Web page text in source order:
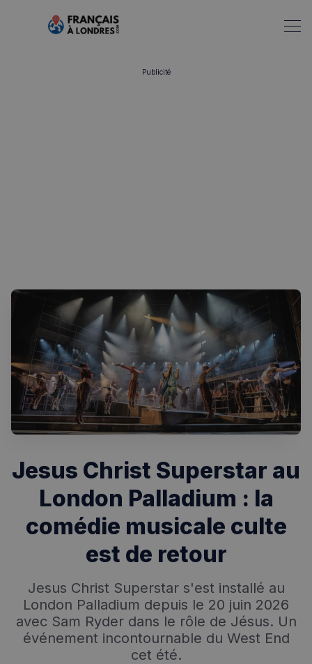
Rechercher dans Français à Londres - Magazine
RECHERCHES POPULAIRES
Visites guidées
Événements à venir
Publicité
Jesus Christ Superstar au
London Palladium : la
comédie musicale culte
est de retour
Jesus Christ Superstar s'est installé au
London Palladium depuis le 20 juin 2026
avec Sam Ryder dans le rôle de Jésus. Un
événement incontournable du West End
cet été.